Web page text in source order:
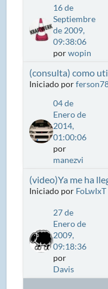
16 de
Septiembre
de 2009,
09:38:06
porwopin
(consulta) como
Iniciado por
04 de
Enero de
2014,
01:00:06
por
manezvi
(video)Ya me ha
Iniciado por FoLwIxT
27 de
Enero de
2009,
09:18:36
por
Davis